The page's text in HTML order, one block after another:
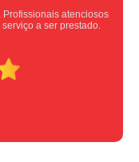
, super organizados.